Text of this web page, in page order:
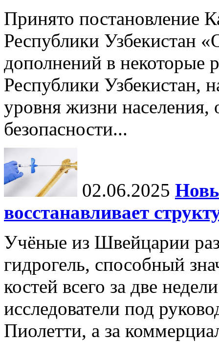
Принято постановление
Республики Узбекистан
дополнений в некоторые
Республики Узбекистан,
уровня жизни населения,
безопасности...
02.06.2025
восстанавливает
Учёные из Швейцарии
гидрогель, способный
костей всего за две
исследователи под
Пиолетти, а за